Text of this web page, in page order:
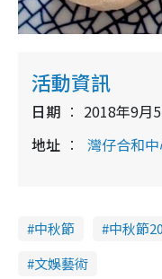
活動資訊
日期
2018年9月
地址
灣仔合和
中秋節 中秋節
文娛藝術